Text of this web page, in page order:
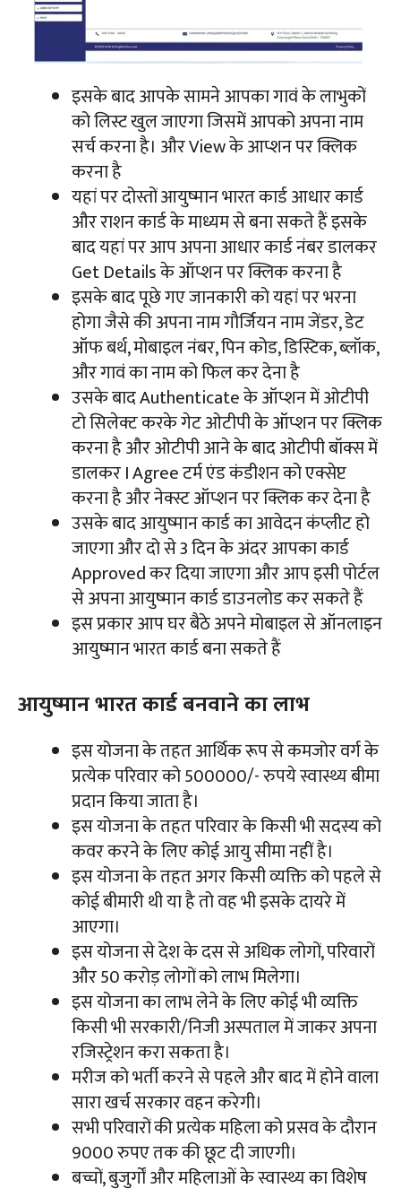
इसके बाद आपके सामने आपका गावं के लाभुकों
को लिस्ट खुल जाएगा जिसमें आपको अपना नाम
सर्च करना है। और View के आप्शन पर क्लिक
करना है
यहां पर दोस्तों आयुष्मान भारत कार्ड आधार कार्ड
और राशन कार्ड के माध्यम से बना सकते हैं इसके
बाद यहां पर आप अपना आधार कार्ड नंबर डालकर
Get Details के ऑप्शन पर क्लिक करना है
इसके बाद पूछे गए जानकारी को यहां पर भरना
होगा जैसे की अपना नाम गौर्जियन नाम जेंडर, डेट
ऑफ बर्थ, मोबाइल नंबर, पिन कोड, डिस्टिक, ब्लॉक,
और गावं का नाम को फिल कर देना है
उसके बाद Authenticate के ऑप्शन में ओटीपी
टो सिलेक्ट करके गेट ओटीपी के ऑप्शन पर क्लिक
करना है और ओटीपी आने के बाद ओटीपी बॉक्स में
डालकर I Agree टर्म एंड कंडीशन को एक्सेप्ट
करना है और नेक्स्ट ऑप्शन पर क्लिक कर देना है
उसके बाद आयुष्मान कार्ड का आवेदन कंप्लीट हो
जाएगा और दो से 3 दिन के अंदर आपका कार्ड
Approved कर दिया जाएगा और आप इसी पोर्टल
से अपना आयुष्मान कार्ड डाउनलोड कर सकते हैं
इस प्रकार आप घर बैठे अपने मोबाइल से ऑनलाइन
आयुष्मान भारत कार्ड बना सकते हैं
आयुष्मान भारत कार्ड बनवाने का लाभ
इस योजना के तहत आर्थिक रूप से कमजोर वर्ग के
प्रत्येक परिवार को 500000/- रुपये स्वास्थ्य बीमा
प्रदान किया जाता है।
इस योजना के तहत परिवार के किसी भी सदस्य को
कवर करने के लिए कोई आयु सीमा नहीं है।
इस योजना के तहत अगर किसी व्यक्ति को पहले से
कोई बीमारी थी या है तो वह भी इसके दायरे में
आएगा।
इस योजना से देश के दस से अधिक लोगों, परिवारों
और 50 करोड़ लोगों को लाभ मिलेगा।
इस योजना का लाभ लेने के लिए कोई भी व्यक्ति
किसी भी सरकारी/निजी अस्पताल में जाकर अपना
रजिस्ट्रेशन करा सकता है।
मरीज को भर्ती करने से पहले और बाद में होने वाला
सारा खर्च सरकार वहन करेगी।
सभी परिवारों की प्रत्येक महिला को प्रसव के दौरान
9000 रुपए तक की छूट दी जाएगी।
बच्चों, बुजुर्गों और महिलाओं के स्वास्थ्य का विशेष